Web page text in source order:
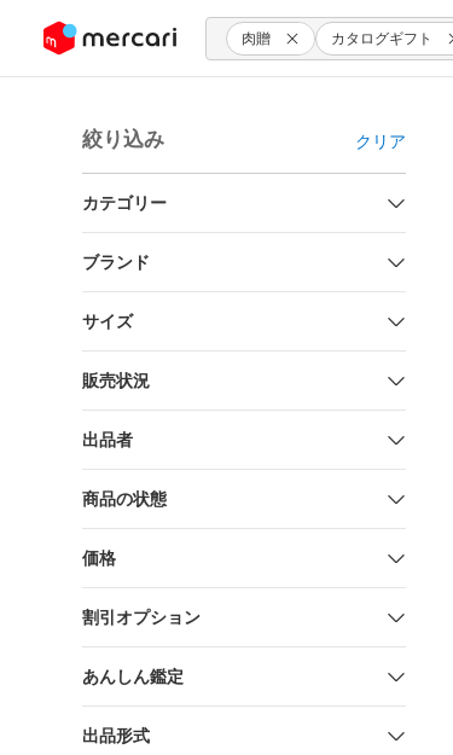
ツにスキップ 肉贈 カタログギフト
絞り込み クリア
カテゴリー
ブランド
サイズ
販売状況
出品者
商品の状態
価格
割引オプション
あんしん鑑定
出品形式